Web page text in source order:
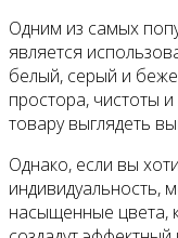
Одним из самых
является
белый, серый и
простора, чистоты
товару выглядеть
Однако, если вы
индивидуальность,
насыщенные цвета,